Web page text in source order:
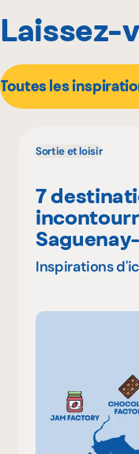
Laissez-
Toutes les
Sortie et loisir
7
Inspirations